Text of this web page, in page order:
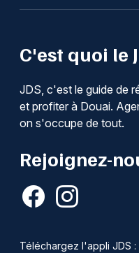
C'est quoi le
JDS, c'est le guide de
et profiter à Douai.
on s'occupe de tout.
Rejoignez-
Téléchargez l'appli JDS :